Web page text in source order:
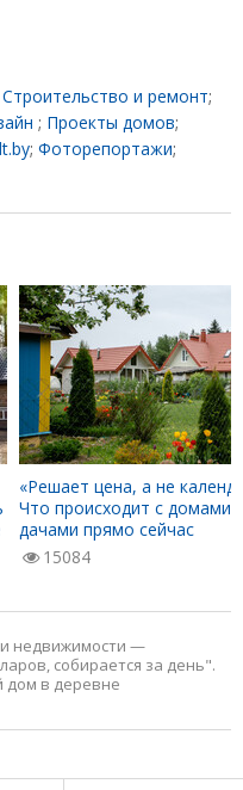
Строительство и ремонт;
; Проекты домов;
; Фоторепортажи;
«Решает цена, а не
Что происходит с домами
дачами прямо сейчас
15084
недвижимости —
собирается за день".
дом в деревне